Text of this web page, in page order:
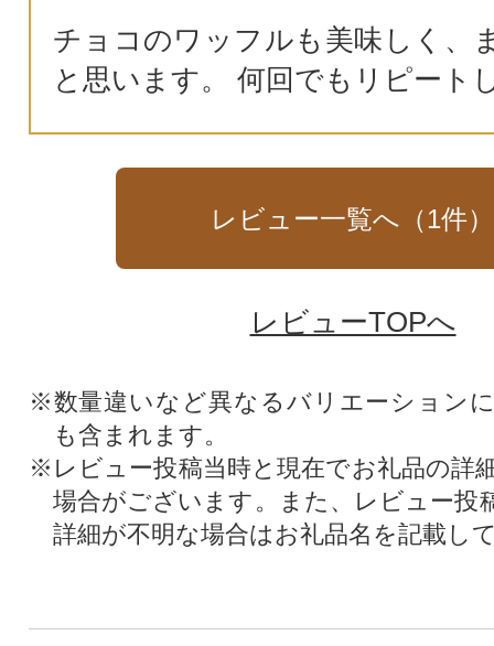
チョコのワッフルも美味しく、
と思います。 何回でもリピート
レビュー一覧へ（1件）
レビューTOPへ
※数量違いなど異なるバリエーション
も含まれます。
※レビュー投稿当時と現在でお礼品の詳
場合がございます。また、レビュー投
詳細が不明な場合はお礼品名を記載し